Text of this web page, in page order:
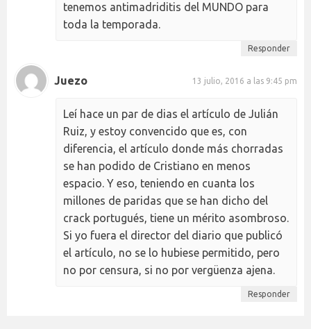
tenemos antimadriditis del MUNDO para
toda la temporada.
Responder
Juezo 13 julio, 2016 a las 9:45 pm
Leí hace un par de dias el artículo de Julián
Ruiz, y estoy convencido que es, con
diferencia, el artículo donde más chorradas
se han podido de Cristiano en menos
espacio. Y eso, teniendo en cuanta los
millones de paridas que se han dicho del
crack portugués, tiene un mérito asombroso.
Si yo fuera el director del diario que publicó
el artículo, no se lo hubiese permitido, pero
no por censura, si no por vergüenza ajena.
Responder